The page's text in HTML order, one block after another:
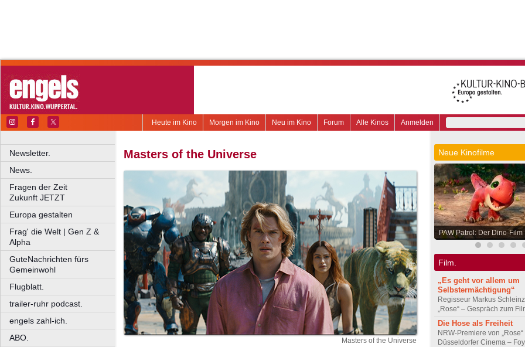
Anmelden
Alle Kinos
Forum
Neu im Kino
Morgen im Kino
Heute im Kino
Newsletter.
News.
Fragen der Zeit
Zukunft JETZT
Europa gestalten
Frag' die Welt | Gen Z &
Alpha
GuteNachrichten fürs
Gemeinwohl
Flugblatt.
trailer-ruhr podcast.
engels zahl-ich.
ABO.
Masters of the Universe
Masters of the Universe
Neue Kinofilme
PAW Patrol: Der Dino-Film
Film.
„Es geht vor allem um
Selbstermächtigung“
Regisseur Markus
„Rose“ – Gespräch zum
Die Hose als Freiheit
NRW-Premiere von „Rose“
Düsseldorfer Cinema –